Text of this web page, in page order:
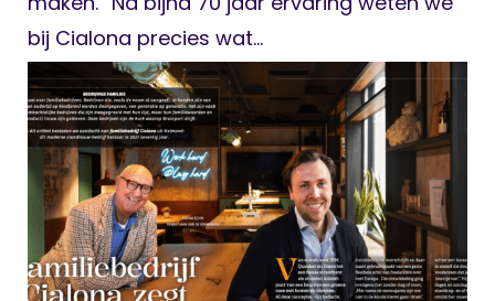
bij Cialona precies wat...